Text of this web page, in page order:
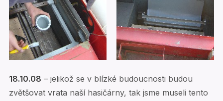
18.10.08 – jelikož se v blízké budoucnosti budou
zvětšovat vrata naší hasičárny, tak jsme museli tento